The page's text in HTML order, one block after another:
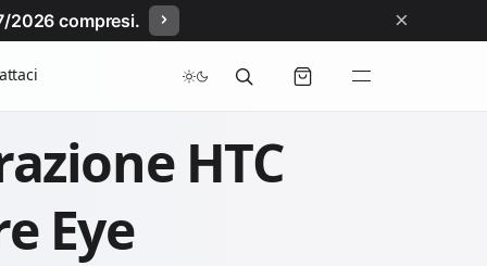
2026 compresi. ×
HTC
Eye